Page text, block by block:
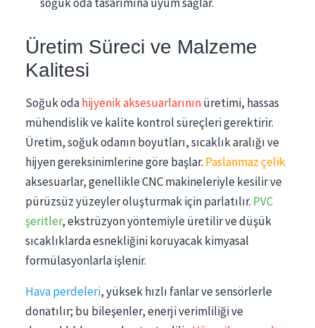
Üretim Süreci ve Malzeme
Kalitesi
Soğuk odahijyenik aksesuarlarınınüretimi, hassas
mühendislik ve kalite kontrol süreçleri gerektirir.
Üretim, soğuk odanın boyutları, sıcaklık aralığı ve
hijyen gereksinimlerine göre başlar. Paslanmaz çelik
aksesuarlar, genellikle CNC makineleriyle kesilir ve
pürüzsüz yüzeyler oluşturmak için parlatılır. PVC
şeritler, ekstrüzyon yöntemiyle üretilir ve düşük
sıcaklıklarda esnekliğini koruyacak kimyasal
formülasyonlarla işlenir.
Hava perdeleri, yüksek hızlı fanlar ve sensörlerle
donatılır; bu bileşenler, enerji verimliliği ve